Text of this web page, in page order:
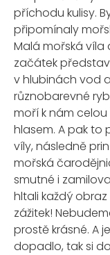
příchodu kulisy.
připomínaly
Malá mořská víla
začátek
v hlubinách vod
různobarevné
moří k nám
hlasem. A pak to
víly, následně
mořská
smutné i
hltali každý
zážitek!
prostě krásné. A
dopadlo, tak si